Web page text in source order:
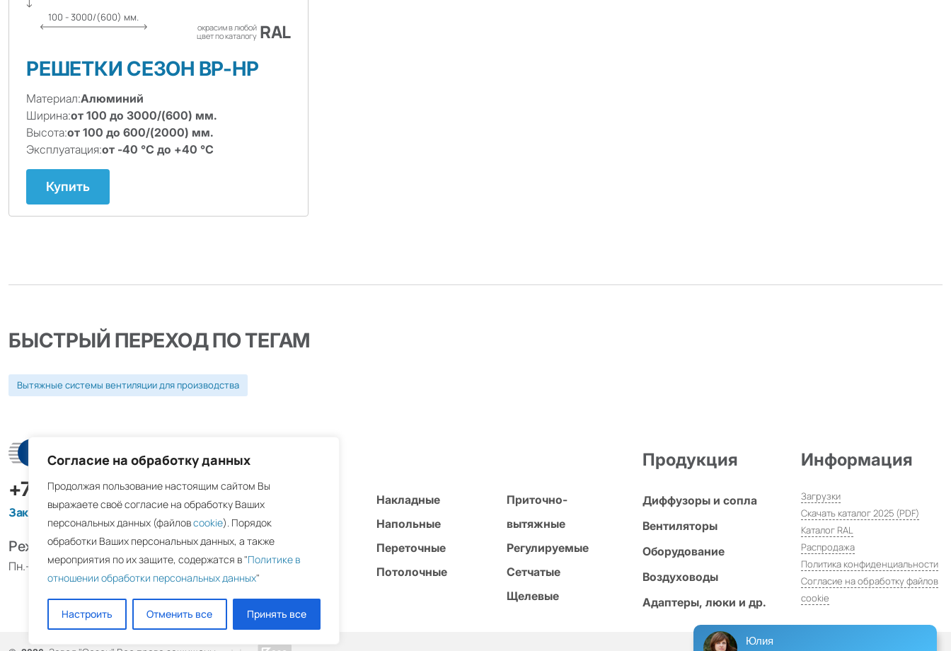
Согласие на обработку данных
Продолжая пользование настоящим сайтом Вы
выражаете своё согласие на обработку Ваших
персональных данных (файловcookie). Порядок
обработки Ваших персональных данных, а также
мероприятия по их защите, содержатся в "Политике в
отношении обработки персональных данных"
Настроить Отменить все Принять все
100 - 3000/(600) мм.
окрасим в любой
цвет по каталогу RAL
РЕШЕТКИ СЕЗОН ВР-НР
Материал:Алюминий
Ширина:от 100 до 3000/(600) мм.
Высота:от 100 до 600/(2000) мм.
Эксплуатация:от -40 ℃ до +40 ℃
Купить
БЫСТРЫЙ ПЕРЕХОД ПО ТЕГАМ
Вытяжные системы вентиляции для производства
+7 (495) 098-03-04
Заказать обратный звонок
Режим работы
Пн.-Пт. с 09:00 до 18:00
Решетки
Дверные
Декоративные
Диффузоры
Жалюзийные
Инерционные
Накладные
Напольные
Переточные
Потолочные
Приточно-
вытяжные
Регулируемые
Сетчатые
Щелевые
Продукция
Диффузоры и сопла
Вентиляторы
Оборудование
Воздуховоды
Адаптеры, люки и др.
Информация
Загрузки
Скачать каталог 2025 (PDF)
Каталог RAL
Распродажа
Политика конфиденциальности
Согласие на обработку файлов
cookie
Юлия